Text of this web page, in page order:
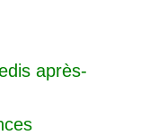
après-